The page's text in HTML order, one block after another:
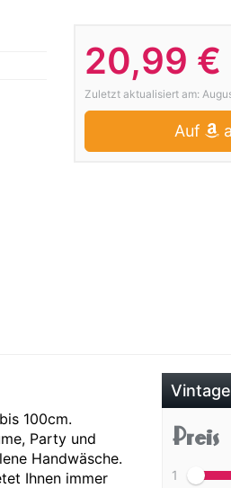
20,99 €
Zuletzt aktualisiert am:
Auf
100cm.
Party und
Handwäsche.
Ihnen immer
Preis
1